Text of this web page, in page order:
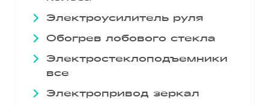
Электроусилитель руля
Обогрев лобового стекла
Электростеклоподъемники
все
Электропривод зеркал